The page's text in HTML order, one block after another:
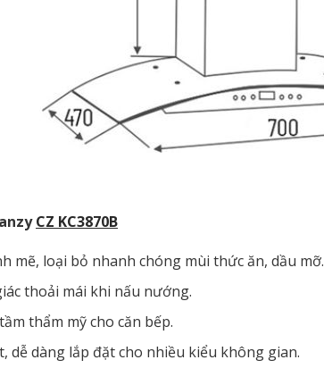
CZ KC3870B
mẽ, loại bỏ nhanh chóng mùi thức ăn, dầu mỡ.
thoải mái khi nấu nướng.
thẩm mỹ cho căn bếp.
dễ dàng lắp đặt cho nhiều kiểu không gian.